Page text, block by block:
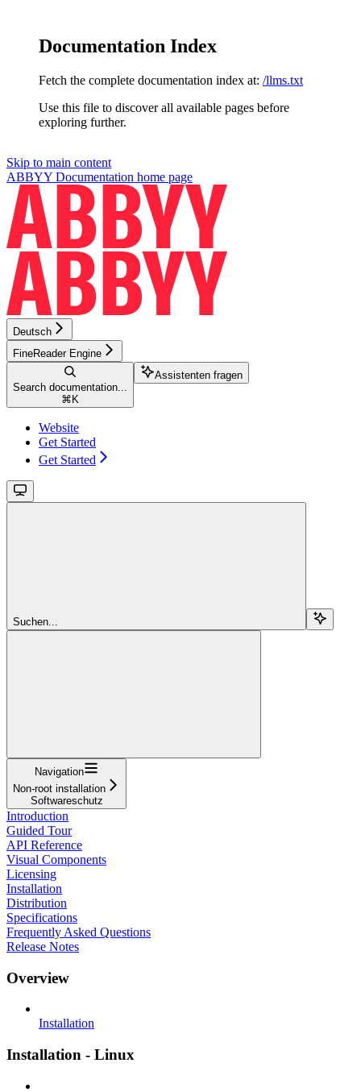
Documentation Index
Fetch the complete documentation index at: /llms.txt
Use this file to discover all available pages before
exploring further.
Skip to main content
ABBYY Documentation home page
Deutsch
FineReader Engine
Search documentation...
⌘ K
Assistenten fragen
Website
Get Started
Get Started
Suchen...
Navigation
Non-root installation
Softwareschutz
Introduction
Guided Tour
API Reference
Visual Components
Licensing
Installation
Distribution
Specifications
Frequently Asked Questions
Release Notes
Overview
Installation
Installation - Linux